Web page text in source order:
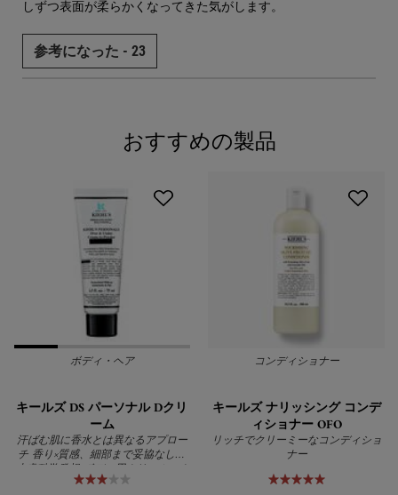
しずつ表面が柔らかくなってきた気がします。
参考になった - 23
おすすめの製品
ボディ・ヘア
キールズ DS パーソナル Dクリ
ーム
汗ばむ肌に香水とは異なるアプロー
チ 香り×質感、細部まで妥協なし！
皮膚科学発想 ボディ用クリーム Dク
リーム
コンディショナー
キールズ ナリッシング コンデ
ィショナー OFO
リッチでクリーミーなコンディショ
ナー